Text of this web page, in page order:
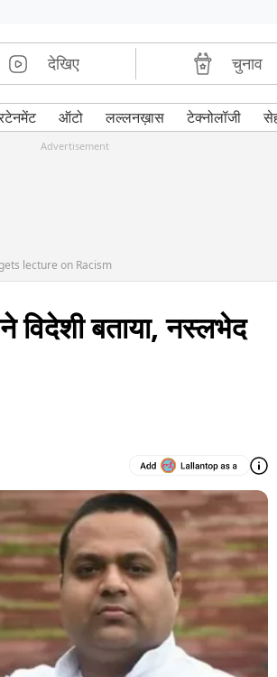
देखिए चुनाव
ऑटो लल्लनख़ास टेक्नोलॉजी
Advertisement
lecture on Racism
विदेशी बताया, नस्लभेद